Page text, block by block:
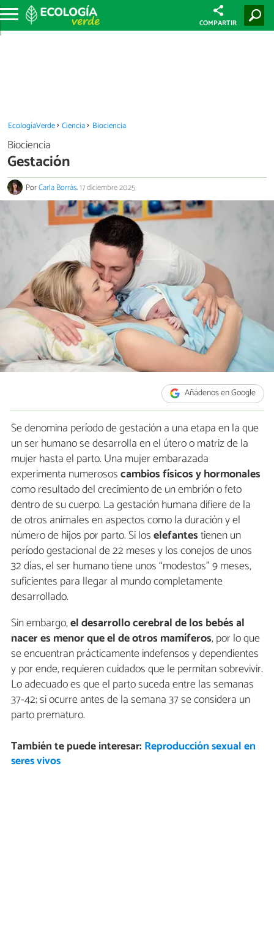
COMPARTIR
EcologíaVerde Ciencia Biociencia
Biociencia
Gestación
PorCarla Borràs.17 diciembre 2025
Añádenos en Google
Se denomina período de gestación a una etapa en la que
un ser humano se desarrolla en el útero o matriz de la
mujer hasta el parto. Una mujer embarazada
experimenta numerososcambios físicos y hormonales
como resultado del crecimiento de un embrión o feto
dentro de su cuerpo. La gestación humana difiere de la
de otros animales en aspectos como la duración y el
número de hijos por parto. Si loselefantestienen un
período gestacional de 22 meses y los conejos de unos
32 días, el ser humano tiene unos “modestos” 9 meses,
suficientes para llegar al mundo completamente
desarrollado.
Sin embargo,el desarrollo cerebral de los bebés al
nacer es menor que el de otros mamíferos, por lo que
se encuentran prácticamente indefensos y dependientes
y por ende, requieren cuidados que le permitan sobrevivir.
Lo adecuado es que el parto suceda entre las semanas
37-42; si ocurre antes de la semana 37 se considera un
parto prematuro.
También te puede interesar: Reproducción sexual en
seres vivos